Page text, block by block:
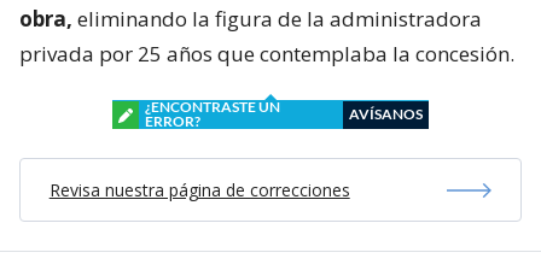
obra, eliminando la figura de la administradora
privada por 25 años que contemplaba la concesión.
¿ENCONTRASTE UN
ERROR?
AVÍSANOS
Revisa nuestra página de correcciones